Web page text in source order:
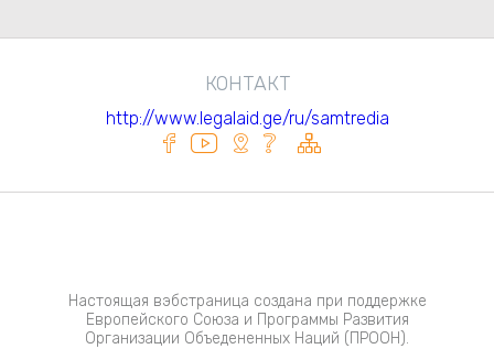
КОНТАКТ
http://www.legalaid.ge/ru/samtredia
Настоящая вэбстраница создана при поддержке
Европейского Союза и Программы Развития
Организации Объедененных Наций (ПРООН).